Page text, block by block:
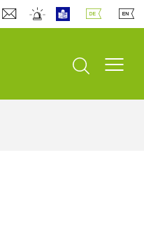
Suche öffnen